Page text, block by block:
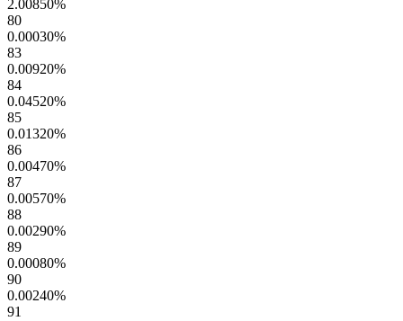
2.00850%
80
0.00030%
83
0.00920%
84
0.04520%
85
0.01320%
86
0.00470%
87
0.00570%
88
0.00290%
89
0.00080%
90
0.00240%
91